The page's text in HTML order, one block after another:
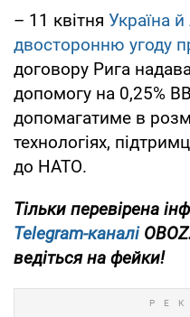
– 11 квітня Україна
двосторонню угоду
договору Рига
допомогу на 0,25%
допомагатиме в
технологіях,
до НАТО.
Тільки перевірена
Telegram-каналі
ведіться на фейки!